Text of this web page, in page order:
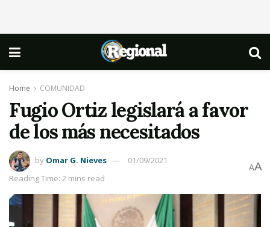
Home COMUNIDAD
Fugio Ortiz legislará a favor
de los más necesitados
by Omar G. Nieves
01/09/2021
Reading Time: 2 mins read
AA